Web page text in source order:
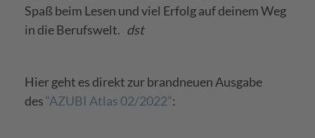
Spaß beim Lesen und viel Erfolg auf deinem Weg
in die Berufswelt. dst
Hier geht es direkt zur brandneuen Ausgabe
des “AZUBI Atlas 02/2022”: